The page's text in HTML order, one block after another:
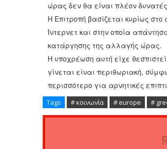
ώρας δεν θα είναι πλέον
Η Επιτροπή βασίζεται κυρίως
Ίντερνετ και στην οποία
κατάργησης της αλλαγής ώρας.
Η υποχρέωση αυτή είχε
γίνεται είναι περιθωριακή,
περισσότερο για αρνητικές
Tags # κοινωνία # europe #